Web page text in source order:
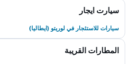
سيارت ايجار
سيارات للاستئجار في لوريتو (ايطاليا)
المطارات القريبة